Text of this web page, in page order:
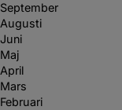
September
Augusti
Juni
Maj
April
Mars
Februari